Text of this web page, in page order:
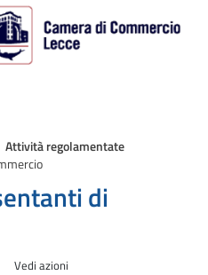
Salta al contenuto principale
Attività regolamentate
di
Vedi azioni